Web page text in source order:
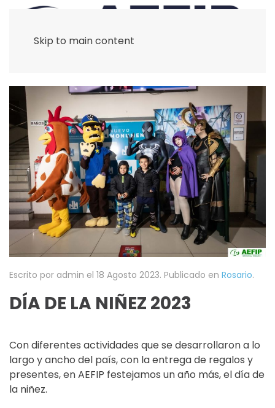
Skip to main content
Escrito por admin el 18 Agosto 2023. Publicado en Rosario.
DÍA DE LA NIÑEZ 2023
Con diferentes actividades que se desarrollaron a lo
largo y ancho del país, con la entrega de regalos y
presentes, en AEFIP festejamos un año más, el día de
la niñez.